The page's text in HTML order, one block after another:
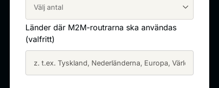
Länder där M2M-routrarna ska användas
(valfritt)